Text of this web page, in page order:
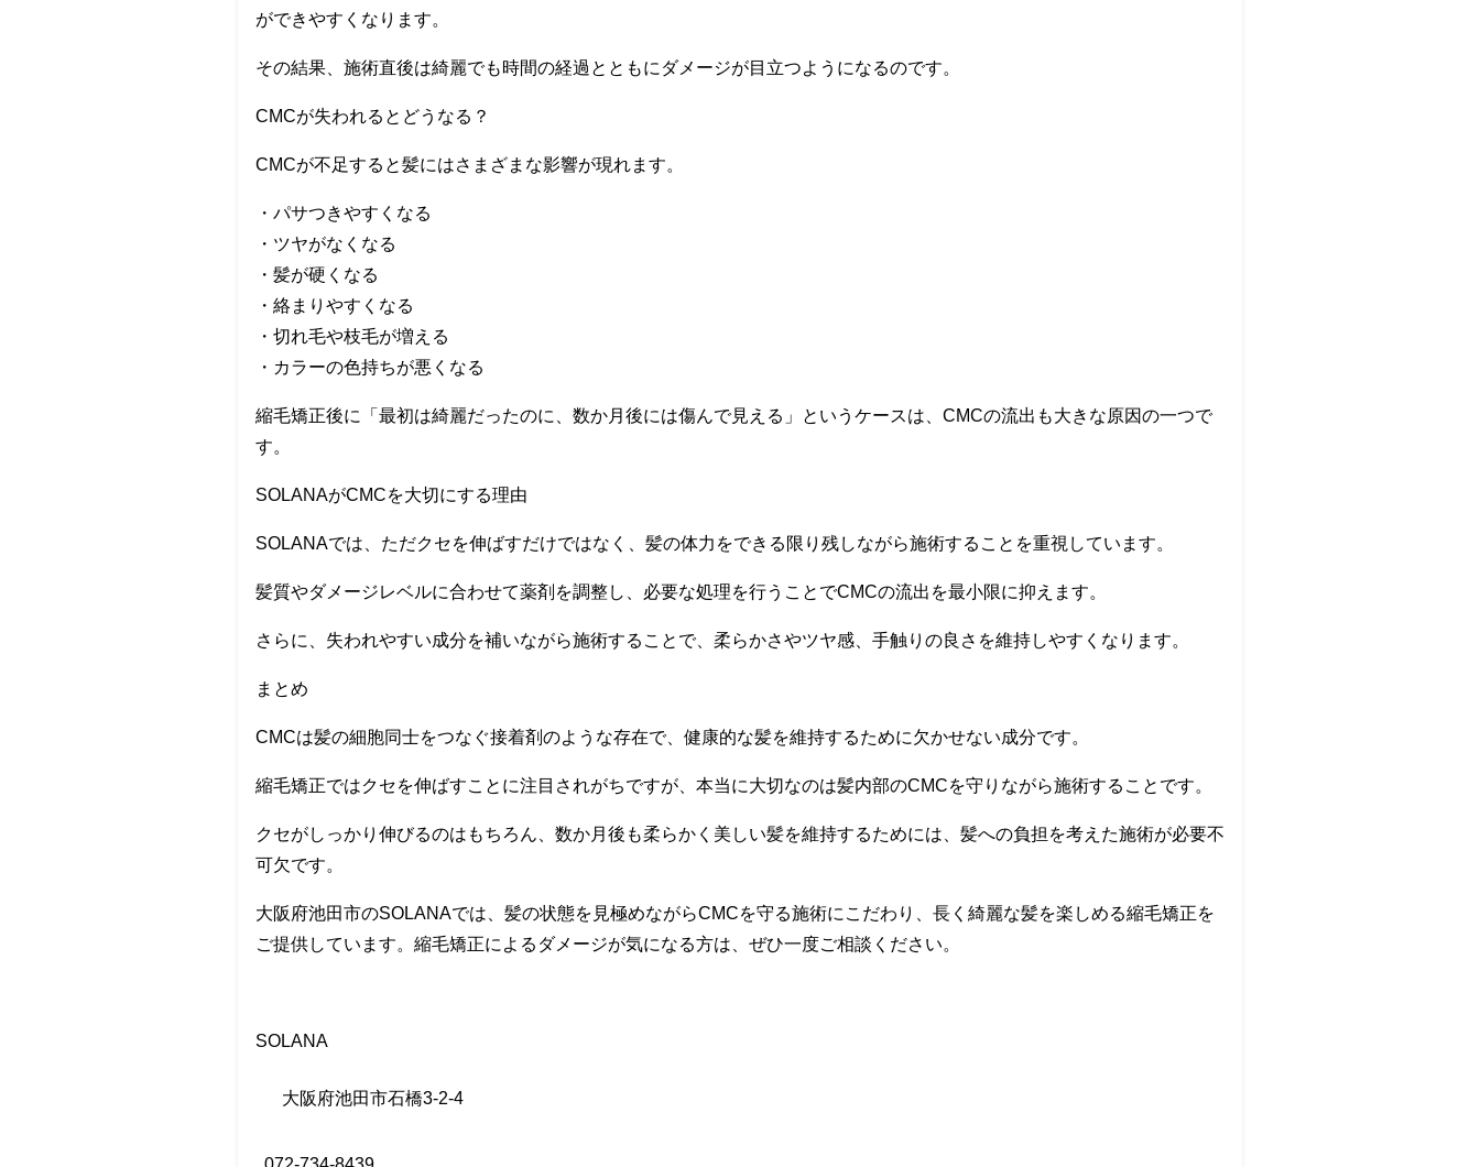
ができやすくなります。
その結果、施術直後は綺麗でも時間の経過とともにダメージが目立つようになるのです。
CMCが失われるとどうなる？
CMCが不足すると髪にはさまざまな影響が現れます。
・パサつきやすくなる
・ツヤがなくなる
・髪が硬くなる
・絡まりやすくなる
・切れ毛や枝毛が増える
・カラーの色持ちが悪くなる
縮毛矯正後に「最初は綺麗だったのに、数か月後には傷んで見える」というケースは、CMCの流出も大きな原因の一つで
す。
SOLANAがCMCを大切にする理由
SOLANAでは、ただクセを伸ばすだけではなく、髪の体力をできる限り残しながら施術することを重視しています。
髪質やダメージレベルに合わせて薬剤を調整し、必要な処理を行うことでCMCの流出を最小限に抑えます。
さらに、失われやすい成分を補いながら施術することで、柔らかさやツヤ感、手触りの良さを維持しやすくなります。
まとめ
CMCは髪の細胞同士をつなぐ接着剤のような存在で、健康的な髪を維持するために欠かせない成分です。
縮毛矯正ではクセを伸ばすことに注目されがちですが、本当に大切なのは髪内部のCMCを守りながら施術することです。
クセがしっかり伸びるのはもちろん、数か月後も柔らかく美しい髪を維持するためには、髪への負担を考えた施術が必要不
可欠です。
大阪府池田市のSOLANAでは、髪の状態を見極めながらCMCを守る施術にこだわり、長く綺麗な髪を楽しめる縮毛矯正を
ご提供しています。縮毛矯正によるダメージが気になる方は、ぜひ一度ご相談ください。
SOLANA
大阪府池田市石橋3-2-4